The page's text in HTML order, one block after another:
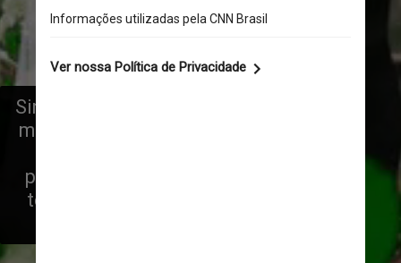
Sinal de uma sociedade cada vez
mais igualitária e da praticidade
preferencial dos futuros casais
tem sido pela manutenção dos